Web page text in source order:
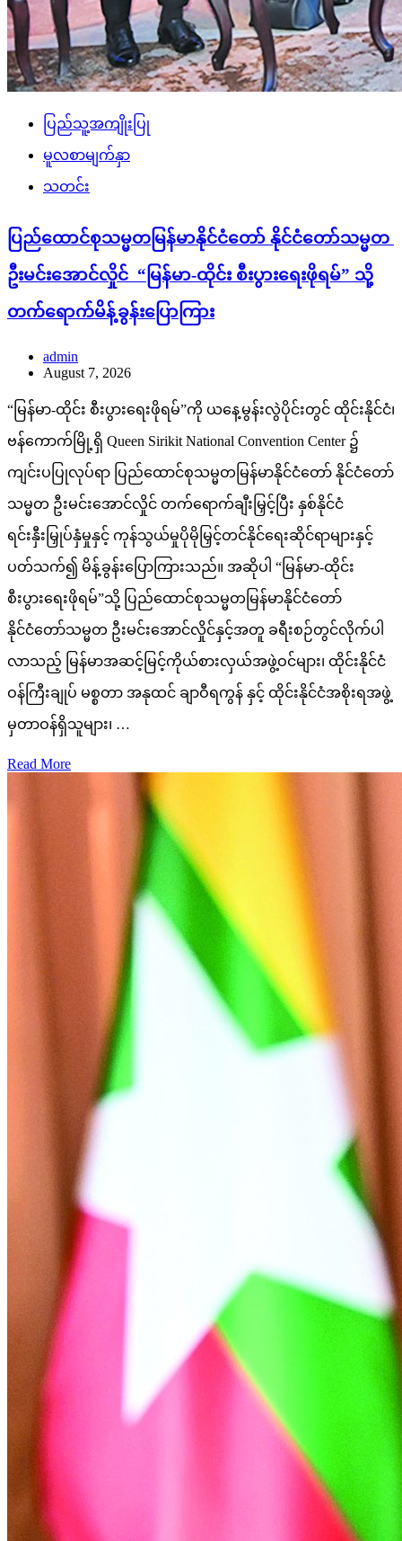
ပြည်သူ့အကျိုးပြု
မူလစာမျက်နှာ
ပြည်ထောင်စုသမ္မတမြန်မာနိုင်ငံတော် နိုင်ငံတော်သမ္မတ
ဦးမင်းအောင်လှိုင် “မြန်မာ-ထိုင်း စီးပွားရေးဖိုရမ်” သို့
တက်ရောက်မိန့်ခွန်းပြောကြား
admin
August 7, 2026
“မြန်မာ-ထိုင်း စီးပွားရေးဖိုရမ်”ကို ယနေ့မွန်းလွဲပိုင်းတွင် ထိုင်းနိုင်ငံ၊
ဗန်ကောက်မြို့ရှိ Queen Sirikit National Convention Center ၌
ကျင်းပပြုလုပ်ရာ ပြည်ထောင်စုသမ္မတမြန်မာနိုင်ငံတော် နိုင်ငံတော်
သမ္မတ ဦးမင်းအောင်လှိုင် တက်ရောက်ချီးမြှင့်ပြီး နှစ်နိုင်ငံ
ရင်းနှီးမြှုပ်နှံမှုနှင့် ကုန်သွယ်မှုပိုမိုမြှင့်တင်နိုင်ရေးဆိုင်ရာများနှင့်
ပတ်သက်၍ မိန့်ခွန်းပြောကြားသည်။ အဆိုပါ “မြန်မာ-ထိုင်း
စီးပွားရေးဖိုရမ်”သို့ ပြည်ထောင်စုသမ္မတမြန်မာနိုင်ငံတော်
နိုင်ငံတော်သမ္မတ ဦးမင်းအောင်လှိုင်နှင့်အတူ ခရီးစဉ်တွင်လိုက်ပါ
လာသည့် မြန်မာအဆင့်မြင့်ကိုယ်စားလှယ်အဖွဲ့ဝင်များ၊ ထိုင်းနိုင်ငံ
ဝန်ကြီးချုပ် မစ္စတာ အနုထင် ချာဝီရကွန် နှင့် ထိုင်းနိုင်ငံအစိုးရအဖွဲ့
မှတာဝန်ရှိသူများ၊ …
Read More